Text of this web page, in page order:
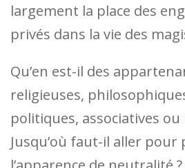
largement la place des
privés dans la vie des
Qu’en est-il des
religieuses,
politiques, associatives
Jusqu’où faut-il aller pour